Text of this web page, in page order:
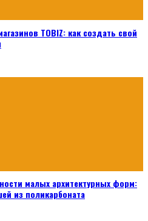
TOBIZ: как создать свой
малых архитектурных форм:
из поликарбоната